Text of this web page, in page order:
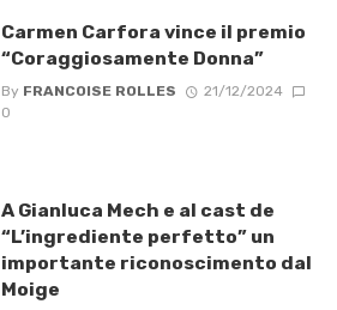
Carmen Carfora vince il premio
“Coraggiosamente Donna”
By FRANCOISE ROLLES
21/12/2024
0
A Gianluca Mech e al cast de
“L’ingrediente perfetto” un
importante riconoscimento dal
Moige